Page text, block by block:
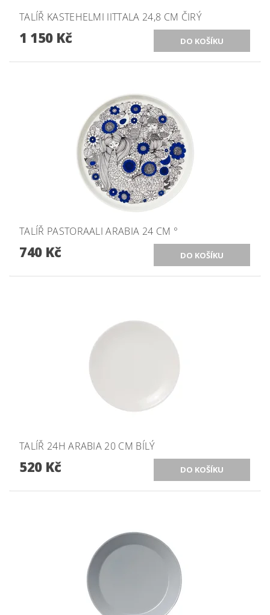
TALÍŘ KASTEHELMI IITTALA 24,8 CM ČIRÝ
1 150 Kč
TALÍŘ PASTORAALI ARABIA 24 CM °
740 Kč
TALÍŘ 24H ARABIA 20 CM BÍLÝ
520 Kč